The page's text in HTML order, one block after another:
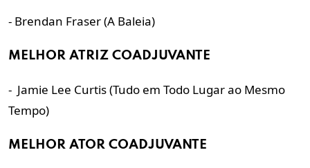
- Brendan Fraser (A Baleia)
MELHOR ATRIZ COADJUVANTE
- Jamie Lee Curtis (Tudo em Todo Lugar ao Mesmo
Tempo)
MELHOR ATOR COADJUVANTE